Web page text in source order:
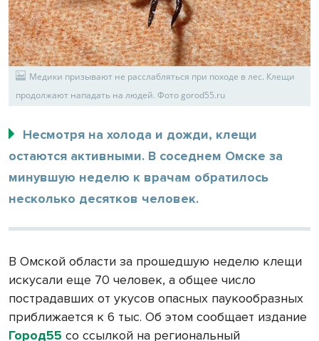
Медики призывают не расслабляться при походе в лес. Клещи
продолжают нападать на людей. Фото gorod55.ru
Несмотря на холода и дожди, клещи
остаются активными. В соседнем Омске за
минувшую неделю к врачам обратилось
несколько десятков человек.
В Омской области за прошедшую неделю клещи
искусали еще 70 человек, а общее число
пострадавших от укусов опасных паукообразных
приближается к 6 тыс. Об этом сообщает издание
Город55 со ссылкой на региональный